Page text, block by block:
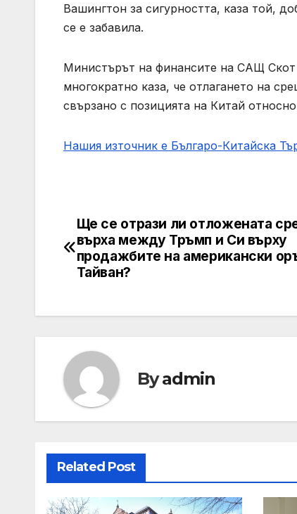
Вашингтон за сигурността, каза той,
се е забавила.
Министърът на финансите на САЩ Скот
многократно каза, че отлагането на
свързано с позицията на Китай
Нашия източник е Българо-Китайска
Post
navigation
Ще се отрази ли отложената
върха между Тръмп и Си върху
продажбите на американски
Тайван?
Byadmin
Related Post